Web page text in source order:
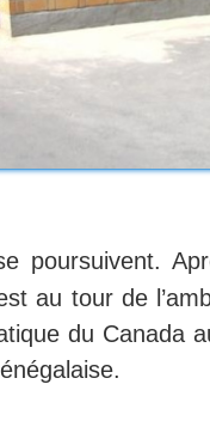
poursuivent.
au tour de
du Canada